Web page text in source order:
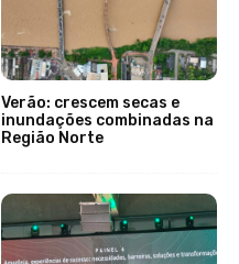
Verão: crescem secas e
inundações combinadas na
Região Norte